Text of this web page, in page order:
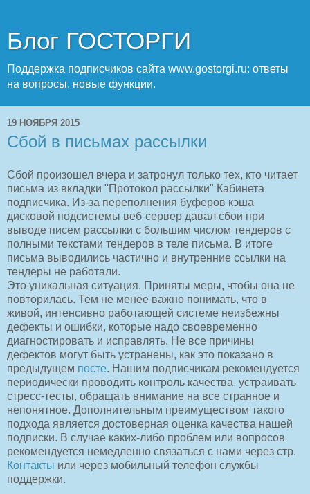
Блог ГОСТОРГИ
Поддержка подписчиков сайта www.gostorgi.ru: ответы
на вопросы, новые функции.
19 НОЯБРЯ 2015
Сбой в письмах рассылки
Сбой произошел вчера и затронул только тех, кто читает
письма из вкладки "Протокол рассылки" Кабинета
подписчика. Из-за переполнения буферов кэша
дисковой подсистемы веб-сервер давал сбои при
выводе писем рассылки с большим числом тендеров с
полными текстами тендеров в теле письма. В итоге
письма выводились частично и внутренние ссылки на
тендеры не работали.
Это уникальная ситуация. Приняты меры, чтобы она не
повторилась. Тем не менее важно понимать, что в
живой, интенсивно работающей системе неизбежны
дефекты и ошибки, которые надо своевременно
диагностировать и исправлять. Не все причины
дефектов могут быть устранены, как это показано в
предыдущем посте. Нашим подписчикам рекомендуется
периодически проводить контроль качества, устраивать
стресс-тесты, обращать внимание на все странное и
непонятное. Дополнительным преимуществом такого
подхода является достоверная оценка качества нашей
подписки. В случае каких-либо проблем или вопросов
рекомендуется немедленно связаться с нами через стр.
Контакты или через мобильный телефон службы
поддержки.